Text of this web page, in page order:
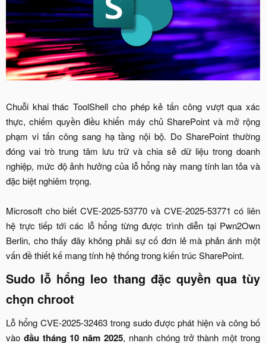
Chuỗi khai thác ToolShell cho phép kẻ tấn công vượt qua xác
thực, chiếm quyền điều khiển máy chủ SharePoint và mở rộng
phạm vi tấn công sang hạ tầng nội bộ. Do SharePoint thường
đóng vai trò trung tâm lưu trữ và chia sẻ dữ liệu trong doanh
nghiệp, mức độ ảnh hưởng của lỗ hổng này mang tính lan tỏa và
đặc biệt nghiêm trọng.
Microsoft cho biết CVE-2025-53770 và CVE-2025-53771 có liên
hệ trực tiếp tới các lỗ hổng từng được trình diễn tại Pwn2Own
Berlin, cho thấy đây không phải sự cố đơn lẻ mà phản ánh một
vấn đề thiết kế mang tính hệ thống trong kiến trúc SharePoint.​
Sudo lỗ hổng leo thang đặc quyền qua tùy
chọn chroot​
Lỗ hổng CVE-2025-32463 trong sudo được phát hiện và công bố
vào đầu tháng 10 năm 2025, nhanh chóng trở thành một trong